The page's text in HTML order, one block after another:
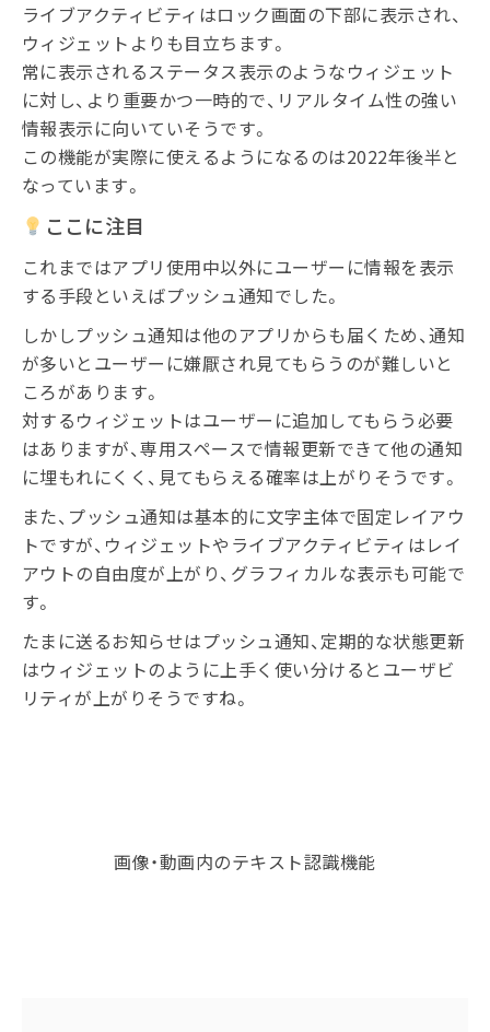
ライブアクティビティはロック画面の下部に表示され、
ウィジェットよりも目立ちます。
常に表示されるステータス表示のようなウィジェット
に対し、より重要かつ一時的で、リアルタイム性の強い
情報表示に向いていそうです。
この機能が実際に使えるようになるのは2022年後半と
なっています。
ここに注目
これまではアプリ使用中以外にユーザーに情報を表示
する手段といえばプッシュ通知でした。
しかしプッシュ通知は他のアプリからも届くため、通知
が多いとユーザーに嫌厭され見てもらうのが難しいと
ころがあります。
対するウィジェットはユーザーに追加してもらう必要
はありますが、専用スペースで情報更新できて他の通知
に埋もれにくく、見てもらえる確率は上がりそうです。
また、プッシュ通知は基本的に文字主体で固定レイアウ
トですが、ウィジェットやライブアクティビティはレイ
アウトの自由度が上がり、グラフィカルな表示も可能で
す。
たまに送るお知らせはプッシュ通知、定期的な状態更新
はウィジェットのように上手く使い分けるとユーザビ
リティが上がりそうですね。
画像・動画内のテキスト認識機能